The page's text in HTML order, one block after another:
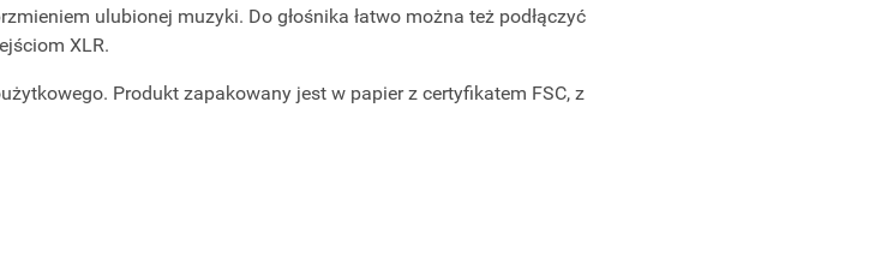
ulubionej muzyki. Do głośnika łatwo można też podłączyć
XLR.
Produkt zapakowany jest w papier z certyfikatem FSC, z